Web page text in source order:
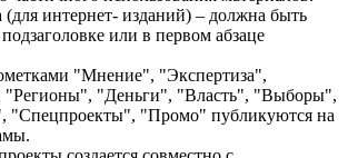
(для интернет- изданий) – должна быть
или в первом абзаце
"Мнение", "Экспертиза",
"Регионы", "Деньги", "Власть", "Выборы",
"Спецпроекты", "Промо" публикуются на